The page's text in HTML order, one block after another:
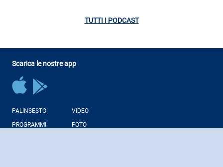
TUTTI I PODCAST
Scarica le nostre app
PALINSESTO
PROGRAMMI
VIDEO
FOTO